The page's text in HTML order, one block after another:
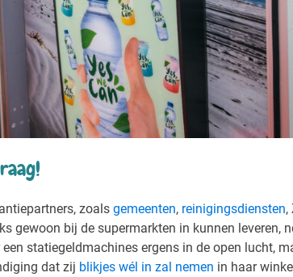
zoals gemeenten, reinigingsdiensten,
gewoon bij de supermarkten in kunnen
statiegeldmachines ergens in de open
dat zij blikjes wél in zal nemen in haar